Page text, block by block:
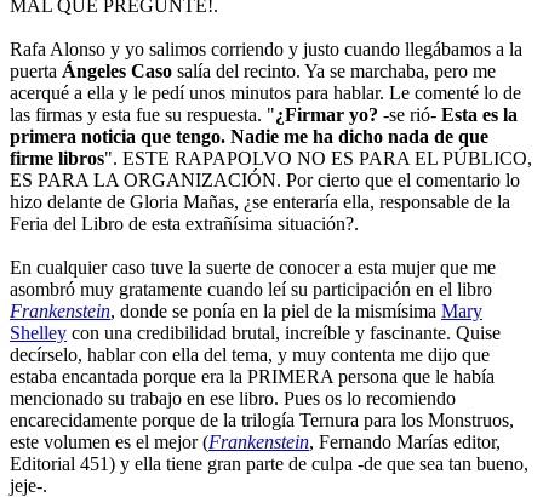
MAL QUE PREGUNTÉ!.
Rafa Alonso y yo salimos corriendo y justo cuando llegábamos a la
puerta Ángeles Caso salía del recinto. Ya se marchaba, pero me
acerqué a ella y le pedí unos minutos para hablar. Le comenté lo de
las firmas y esta fue su respuesta. "¿Firmar yo? -se rió- Esta es la
primera noticia que tengo. Nadie me ha dicho nada de que
firme libros". ESTE RAPAPOLVO NO ES PARA EL PÚBLICO,
ES PARA LA ORGANIZACIÓN. Por cierto que el comentario lo
hizo delante de Gloria Mañas, ¿se enteraría ella, responsable de la
Feria del Libro de esta extrañísima situación?.
En cualquier caso tuve la suerte de conocer a esta mujer que me
asombró muy gratamente cuando leí su participación en el libro
Frankenstein, donde se ponía en la piel de la mismísima Mary
Shelley con una credibilidad brutal, increíble y fascinante. Quise
decírselo, hablar con ella del tema, y muy contenta me dijo que
estaba encantada porque era la PRIMERA persona que le había
mencionado su trabajo en ese libro. Pues os lo recomiendo
encarecidamente porque de la trilogía Ternura para los Monstruos,
este volumen es el mejor (Frankenstein, Fernando Marías editor,
Editorial 451) y ella tiene gran parte de culpa -de que sea tan bueno,
jeje-.